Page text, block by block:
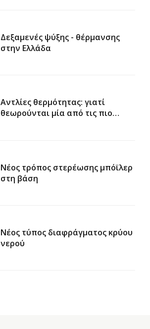
Δεξαμενές ψύξης - θέρμανσης
στην Ελλάδα
Αντλίες θερμότητας: γιατί
θεωρούνται μία από τις πιο
Νέος τρόπος στερέωσης μπόϊλερ
στη βάση
Νέος τύπος διαφράγματος κρύου
νερού